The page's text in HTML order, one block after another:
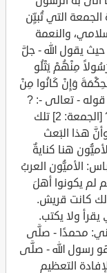
التي تُبيِّن
والنعمة
يقول الله - جلَّ
مِنْهُمْ يَتْلُو
وَإِنْ كَانُوا مِنْ
? [الجمعة: 2]. في قوله - تعالى -: ?
هُوَ الَّذِي بَعَثَ فِي الْأُمِّيِّينَ رَسُولاً مِنْهُمْ ? [الجمعة: 2] تلك
هذا البَعث
هنا كنايةٌ
الأميُّون العربُ
لم يكونوا أهلَ
كانت قريش.
ولا يكتب.
مِنْهُمْ ? [البقرة: 129]؛ يعني: محمدًا - صلَّى
رسول الله - صلَّى
التعظيم